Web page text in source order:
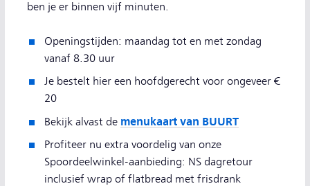
ben je er binnen vijf minuten.
Openingstijden: maandag tot en met zondag
vanaf 8.30 uur
Je bestelt hier een hoofdgerecht voor ongeveer €
20
Bekijk alvast de menukaart van BUURT
Profiteer nu extra voordelig van onze
Spoordeelwinkel-aanbieding: NS dagretour
inclusief wrap of flatbread met frisdrank